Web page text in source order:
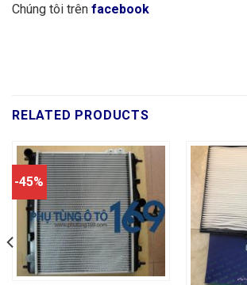
Chúng tôi trên facebook
RELATED PRODUCTS
-45%